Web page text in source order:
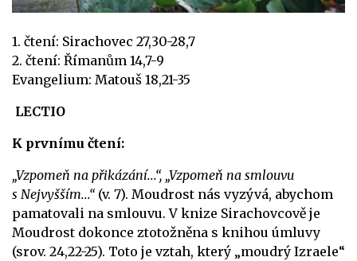
1. čtení: Sirachovec 27,30-28,7
2. čtení: Římanům 14,7-9
Evangelium: Matouš 18,21-35
LECTIO
K prvnímu čtení:
„Vzpomeň na přikázání...“, „Vzpomeň na smlouvu
s Nejvyšším...“ (v. 7). Moudrost nás vyzývá, abychom
pamatovali na smlouvu. V knize Sirachovcově je
Moudrost dokonce ztotožněna s knihou úmluvy
(srov. 24,22-25). Toto je vztah, který „moudrý Izraele“